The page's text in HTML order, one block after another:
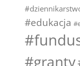
#edukacja
#granty